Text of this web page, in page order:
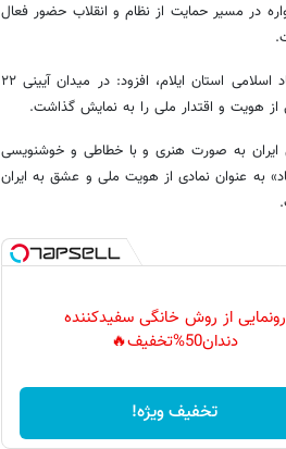
در مسیر حمایت از نظام و انقلاب حضور فعال
وی با اشاره به فعالیت انجمن مد و لباس اداره کل فرهنگ و ارشاد اسلامی استان ایلام، افزود: در میدان آیینی ۲۲
از هویت و اقتدار ملی را به نمایش گذاشت.
ایران به صورت هنری و با خطاطی و خوشنویسی
به عنوان نمادی از هویت ملی و عشق به ایران
رونمایی از روش خانگی سفیدکننده
دندان50%تخفیف🔥
تخفیف ویژه!